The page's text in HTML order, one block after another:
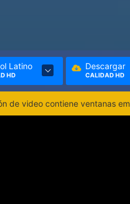
Latino
HD
Descargar
CALIDAD HD
de video contiene ventanas